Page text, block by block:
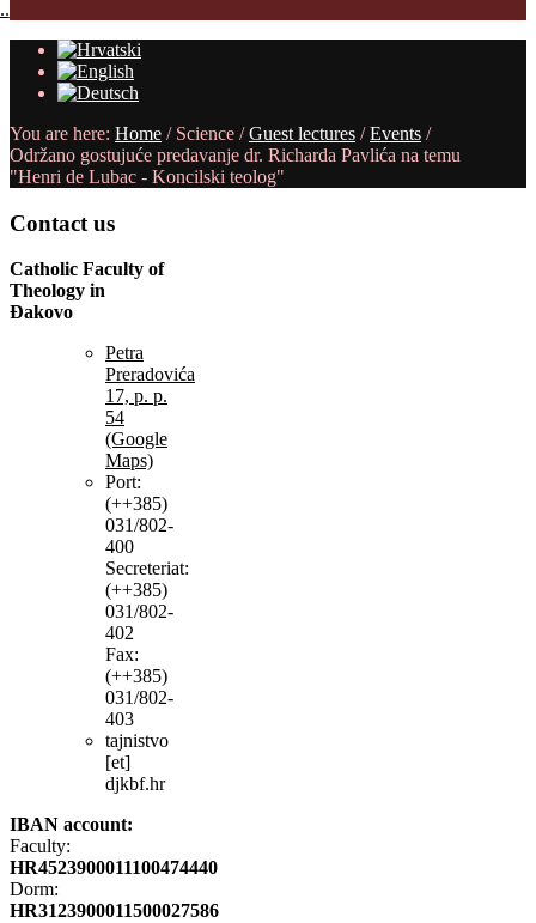
You are here: Home / Science /Guest lectures /Events /
Održano gostujuće predavanje dr. Richarda Pavlića na temu
"Henri de Lubac - Koncilski teolog"
Contact us
Catholic Faculty of
Theology in
Đakovo
Petra
Preradovića
17, p. p.
54
(Google
Maps)
Port:
(++385)
031/802-
400
Secreteriat:
(++385)
031/802-
402
Fax:
(++385)
031/802-
403
tajnistvo
[et]
djkbf.hr
IBAN account:
Faculty:
HR4523900011100474440
Dorm:
HR3123900011500027586